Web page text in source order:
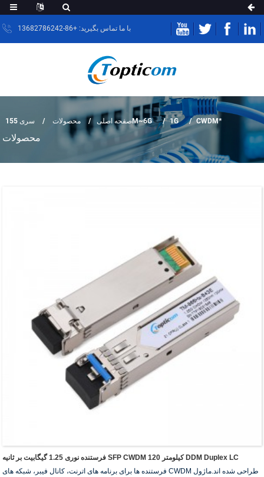
با ما تماس بگیرید: +86-13682786242
صفحه اصلی محصولات سری 155M~6G 1G CWDM*
محصولات
فرستنده نوری 1.25 گیگابیت بر ثانیه SFP CWDM 120 کیلومتر DDM Duplex LC
فرستنده ها برای برنامه های اترنت، کانال فیبر، شبکه های CWDM طراحی شده اند.ماژول